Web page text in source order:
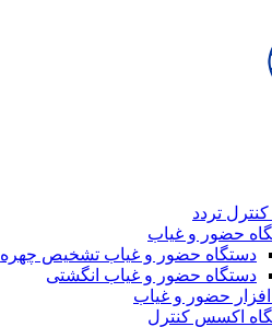
تردد
حضور و غیاب
دستگاه حضور و غیاب تشخیص چهره
دستگاه حضور و غیاب انگشتی
حضور و غیاب
اکسس کنترل